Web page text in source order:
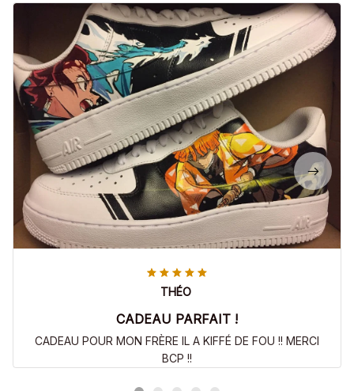
THÉO
CADEAU PARFAIT !
CADEAU POUR MON FRÈRE IL A KIFFÉ DE FOU !! MERCI
BCP !!